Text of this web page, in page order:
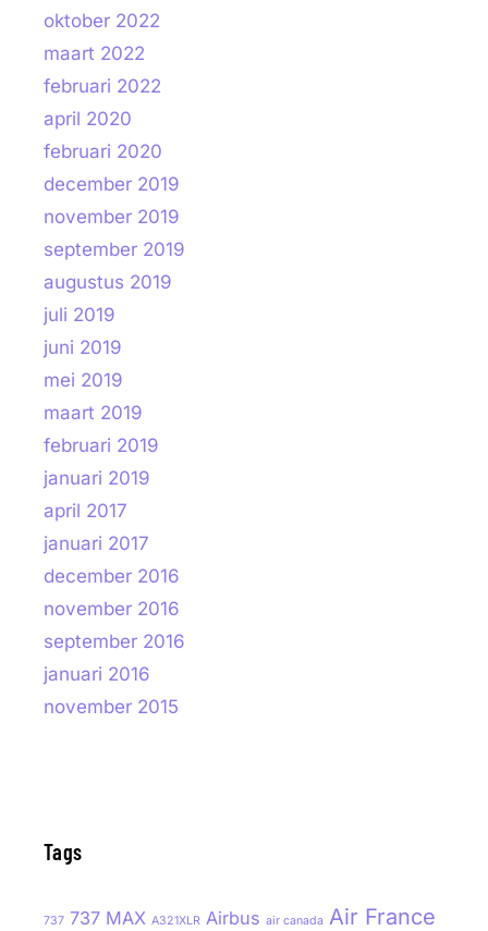
oktober 2022
maart 2022
februari 2022
april 2020
februari 2020
december 2019
november 2019
september 2019
augustus 2019
juli 2019
juni 2019
mei 2019
maart 2019
februari 2019
januari 2019
april 2017
januari 2017
december 2016
november 2016
september 2016
januari 2016
november 2015
Tags
737 737 MAX A321XLR Airbus air canada Air France